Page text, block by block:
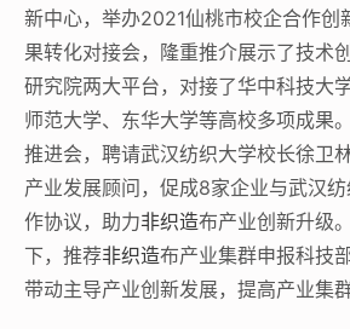
新中心，举办2021仙桃市校企合作创
果转化对接会，隆重推介展示了技术
研究院两大平台，对接了华中科技大
师范大学、东华大学等高校多项成果
推进会，聘请武汉纺织大学校长徐卫
产业发展顾问，促成8家企业与武汉
作协议，助力非织造布产业创新升级
下，推荐非织造布产业集群申报科技
带动主导产业创新发展，提高产业集